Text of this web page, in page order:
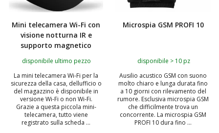
Mini telecamera Wi-Fi con
visione notturna IR e
supporto magnetico
disponibile ultimo pezzo
La mini telecamera Wi-Fi per la
sicurezza della casa, dellufficio o
del magazzino è disponibile in
versione Wi-Fi o non Wi-Fi.
Grazie a questa piccola mini-
telecamera, tutto viene
registrato sulla scheda ...
Microspia GSM PROFI 10
disponibile > 10 pz
Ausilio acustico GSM con suono
molto chiaro e lunga durata fino
a 10 giorni con rilevamento del
rumore. Esclusiva microspia GSM
che difficilmente trova un
concorrente. La microspia GSM
PROFI 10 dura fino ...